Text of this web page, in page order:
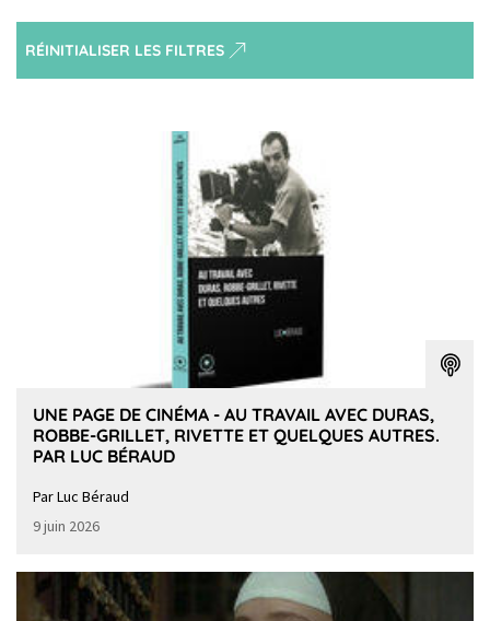
RÉINITIALISER LES FILTRES
UNE PAGE DE CINÉMA - AU TRAVAIL AVEC DURAS,
ROBBE-GRILLET, RIVETTE ET QUELQUES AUTRES.
PAR LUC BÉRAUD
Par Luc Béraud
9 juin 2026